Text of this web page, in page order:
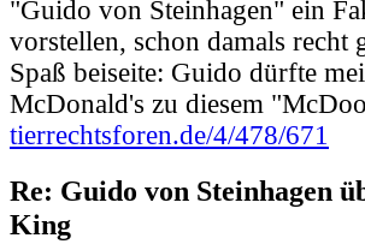
"Guido von Steinhagen" ein
vorstellen, schon damals recht
Spaß beiseite: Guido dürfte
McDonald's zu diesem
tierrechtsforen.de/4/478/671
Re: Guido von Steinhagen
King